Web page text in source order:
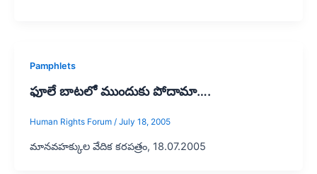
Pamphlets
ఫూలే బాటలో ముందుకు పోదామా….
Human Rights Forum / July 18, 2005
మానవహక్కుల వేదిక కరపత్రం, 18.07.2005